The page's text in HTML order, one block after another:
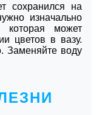
сохранился на
изначально
которая может
цветов в вазу.
Заменяйте воду